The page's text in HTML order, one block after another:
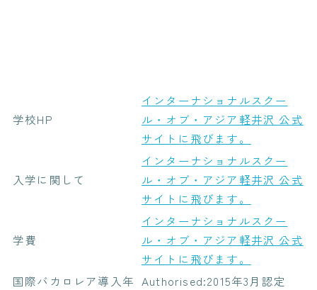
学校HP
インターナショナルスクー
ル・オブ・アジア軽井沢 公式
サイトに飛びます。
入学に関して
インターナショナルスクー
ル・オブ・アジア軽井沢 公式
サイトに飛びます。
学費
インターナショナルスクー
ル・オブ・アジア軽井沢 公式
サイトに飛びます。
国際バカロレア導入年 Authorised:2015年3月認定